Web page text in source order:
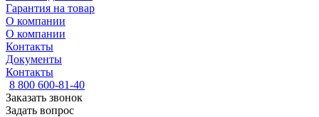
Гарантия на товар
О компании
О компании
Контакты
Документы
Контакты
8 800 600-81-40
Заказать звонок
Задать вопрос